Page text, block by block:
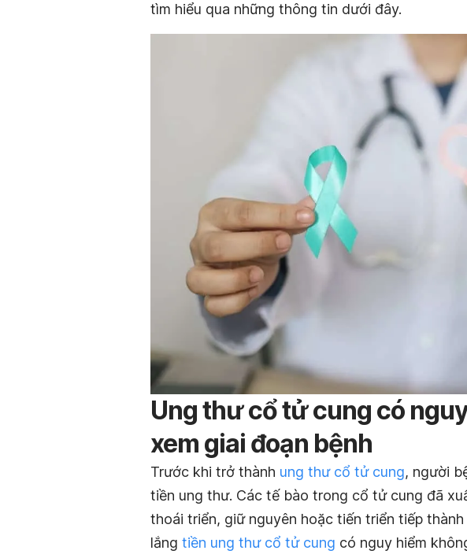
tìm hiểu qua những thông tin dưới đây.
Ung thư cổ tử cung có
xem giai đoạn bệnh
Trước khi trở thành ung thư cổ tử cung, người
tiền ung thư. Các tế bào trong cổ tử cung đã
thoái triển, giữ nguyên hoặc tiến triển tiếp
lắng tiền ung thư cổ tử cung có nguy hiểm